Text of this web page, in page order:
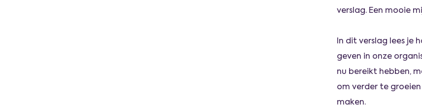
verslag. Een mooie
In dit verslag lees je
geven in onze
nu bereikt hebben,
om verder te
maken.